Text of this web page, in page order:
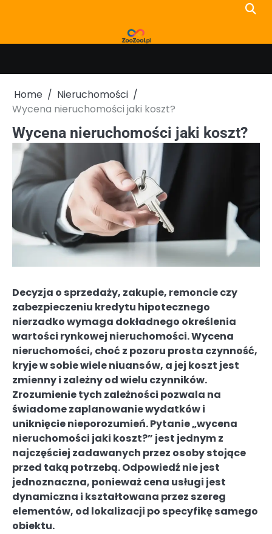
Home
Nieruchomości
Wycena nieruchomości jaki koszt?
Wycena nieruchomości jaki koszt?
Decyzja o sprzedaży, zakupie, remoncie czy
zabezpieczeniu kredytu hipotecznego
nierzadko wymaga dokładnego określenia
wartości rynkowej nieruchomości. Wycena
nieruchomości, choć z pozoru prosta czynność,
kryje w sobie wiele niuansów, a jej koszt jest
zmienny i zależny od wielu czynników.
Zrozumienie tych zależności pozwala na
świadome zaplanowanie wydatków i
uniknięcie nieporozumień. Pytanie „wycena
nieruchomości jaki koszt?” jest jednym z
najczęściej zadawanych przez osoby stojące
przed taką potrzebą. Odpowiedź nie jest
jednoznaczna, ponieważ cena usługi jest
dynamiczna i kształtowana przez szereg
elementów, od lokalizacji po specyfikę samego
obiektu.